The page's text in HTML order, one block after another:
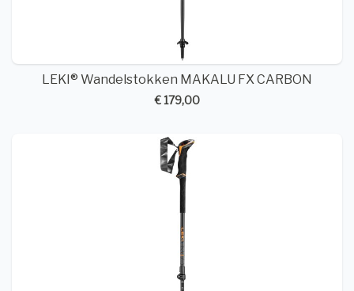
LEKI® Wandelstokken MAKALU FX CARBON
€ 179,00